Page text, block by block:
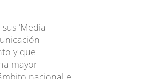
‘Media
y que
mayor
nacional e